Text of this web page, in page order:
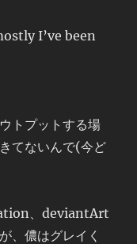
I’ve been
トプットする場
てないんで(今ど
、deviantArt
、儂はグレイく